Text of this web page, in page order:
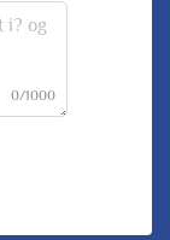
0/1000